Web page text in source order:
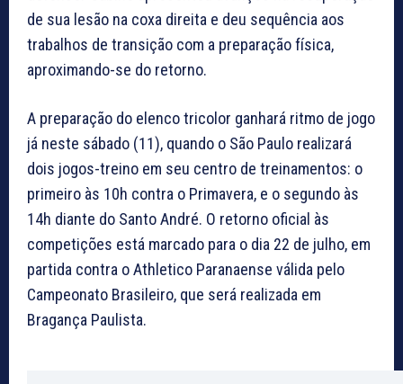
de sua lesão na coxa direita e deu sequência aos
trabalhos de transição com a preparação física,
aproximando-se do retorno.
A preparação do elenco tricolor ganhará ritmo de jogo
já neste sábado (11), quando o São Paulo realizará
dois jogos-treino em seu centro de treinamentos: o
primeiro às 10h contra o Primavera, e o segundo às
14h diante do Santo André. O retorno oficial às
competições está marcado para o dia 22 de julho, em
partida contra o Athletico Paranaense válida pelo
Campeonato Brasileiro, que será realizada em
Bragança Paulista.